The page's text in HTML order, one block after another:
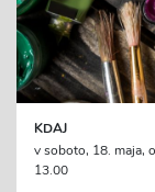
KDAJ
v soboto, 18. maja,
13.00